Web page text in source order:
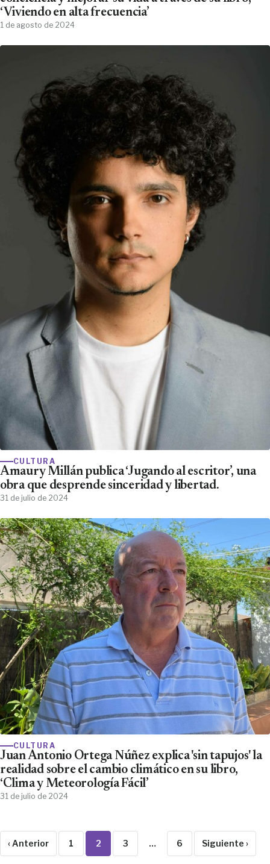
‘Viviendo en alta frecuencia’
1 de agosto de 2024
CULTURA
Amaury Millán publica ‘Jugando al escritor’, una
obra que desprende sinceridad y libertad.
31 de julio de 2024
CULTURA
Juan Antonio Ortega Núñez explica 'sin tapujos' la
realidad sobre el cambio climático en su libro,
‘Clima y Meteorología Fácil’
31 de julio de 2024
‹ Anterior 1 2 3 … 6 Siguiente ›